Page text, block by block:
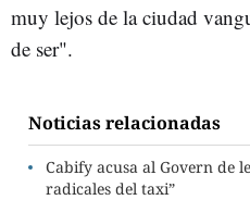
muy lejos de la ciudad
de ser".
Noticias relacionadas
Cabify acusa al Govern de
radicales del taxi”